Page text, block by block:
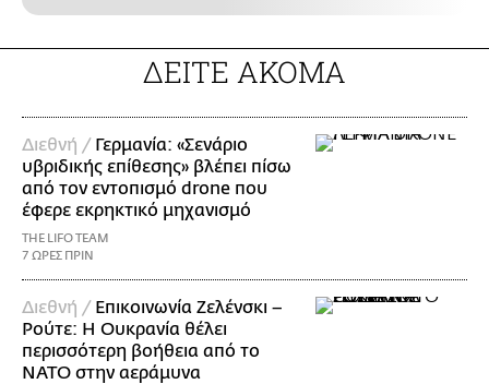
ΔΕΙΤΕ ΑΚΟΜΑ
Διεθνή / Γερμανία: «Σενάριο
υβριδικής επίθεσης» βλέπει πίσω
από τον εντοπισμό drone που
έφερε εκρηκτικό μηχανισμό
THE LIFO TEAM
7 ΩΡΕΣ ΠΡΙΝ
Διεθνή / Επικοινωνία Ζελένσκι –
Ρούτε: Η Ουκρανία θέλει
περισσότερη βοήθεια από το
ΝΑΤΟ στην αεράμυνα